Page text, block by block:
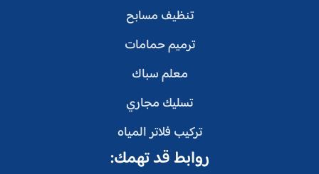
تنظيف مسابح
ترميم حمامات
معلم سباك
تسليك مجاري
تركيب فلاتر المياه
روابط قد تهمك: